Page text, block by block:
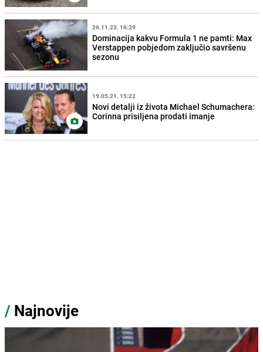
26.11.23. 16:29
Dominacija kakvu Formula 1 ne pamti: Max
Verstappen pobjedom zaključio savršenu
sezonu
19.05.21. 15:22
Novi detalji iz života Michael Schumachera:
Corinna prisiljena prodati imanje
/ Najnovije